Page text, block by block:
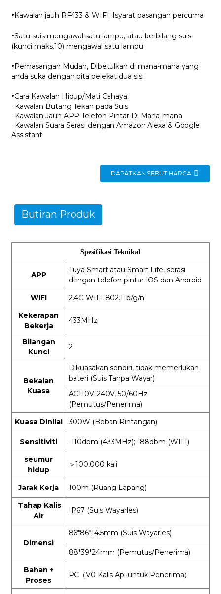
·Kawalan jauh RF433 & WIFI, Isyarat pasangan percuma
·Satu suis mengawal satu lampu, atau berbilang suis
(kunci maks.10) mengawal satu lampu
·Pemasangan Mudah, Dibetulkan di mana-mana yang
anda suka dengan pita pelekat dua sisi
·Cara Kawalan Hidup/Mati Cahaya:
· Kawalan Butang Tekan pada Suis
· Kawalan Jauh APP Telefon Pintar Di Mana-mana
· Kawalan Suara Serasi dengan Amazon Alexa & Google
Assistant
DAPATKAN SEBUT HARGA
Butiran Produk
Spesifikasi Teknikal
APP
Tuya Smart atau Smart Life, serasi
dengan telefon pintar IOS dan Android
WIFI
2.4G WIFI 802.11b/g/n
Kekerapan
Bekerja
433MHz
Bilangan
Kunci
2
Bekalan
Kuasa
Dikuasakan sendiri, tidak memerlukan
bateri (Suis Tanpa Wayar)
AC110V-240V, 50/60Hz
(Pemutus/Penerima)
Kuasa Dinilai
300W (Beban Rintangan)
Sensitiviti
-110dbm (433MHz); -88dbm (WIFI)
seumur
hidup
＞100,000 kali
Jarak Kerja
100m (Ruang Lapang)
Tahap Kalis
Air
IP67 (Suis Wayarles)
Dimensi
86*86*14.5mm (Suis Wayarles)
88*39*24mm (Pemutus/Penerima)
Bahan +
Proses
PC（V0 Kalis Api untuk Penerima）